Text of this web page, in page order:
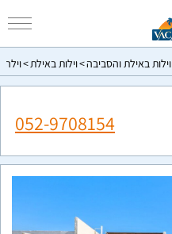
וילות באילת והסביבה וילות באילת
052-9708154